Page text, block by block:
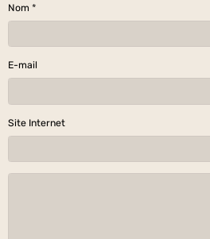
Nom
E-mail
Site Internet